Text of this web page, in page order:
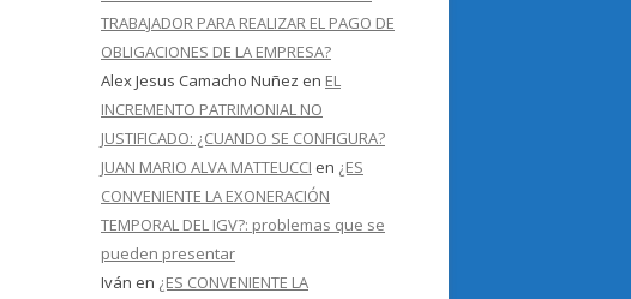
TRABAJADOR PARA REALIZAR EL PAGO DE
OBLIGACIONES DE LA EMPRESA?
Alex Jesus Camacho Nuñez en EL
INCREMENTO PATRIMONIAL NO
JUSTIFICADO: ¿CUANDO SE CONFIGURA?
JUAN MARIO ALVA MATTEUCCI en ¿ES
CONVENIENTE LA EXONERACIÓN
TEMPORAL DEL IGV?: problemas que se
pueden presentar
Iván en ¿ES CONVENIENTE LA